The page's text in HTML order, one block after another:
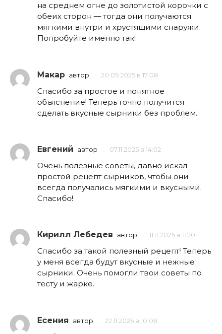
на среднем огне до золотистой корочки с
обеих сторон — тогда они получаются
мягкими внутри и хрустящими снаружи.
Попробуйте именно так!
Макар автор 20.09.2025 в 17:08
Спасибо за простое и понятное
объяснение! Теперь точно получится
сделать вкусные сырники без проблем.
Евгений автор 07.11.2025 в 14:02
Очень полезные советы, давно искал
простой рецепт сырников, чтобы они
всегда получались мягкими и вкусными.
Спасибо!
Кирилл Лебедев автор 11.11.2025 в 11:20
Спасибо за такой полезный рецепт! Теперь
у меня всегда будут вкусные и нежные
сырники. Очень помогли твои советы по
тесту и жарке.
Есения автор 22.11.2025 в 10:08